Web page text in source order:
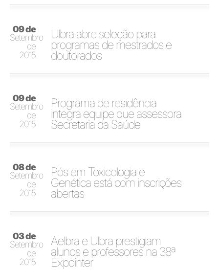
09 de
Setembro
de
2015
Ulbra abre seleção para
programas de mestrados e
doutorados
09 de
Setembro
de
2015
Programa de residência
integra equipe que assessora
Secretaria da Saúde
08 de
Setembro
de
2015
Pós em Toxicologia e
Genética está com inscrições
abertas
03 de
Setembro
de
2015
Aelbra e Ulbra prestigiam
alunos e professores na 38ª
Expointer